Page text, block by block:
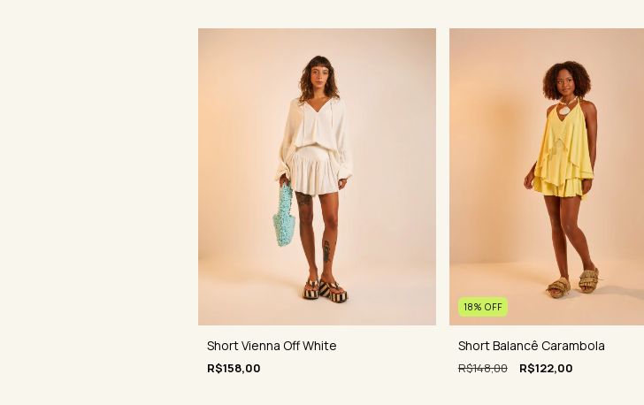
Short Vienna Off White
R$158,00
18% OFF
Short Balancê Carambola
R$148,00 R$122,00